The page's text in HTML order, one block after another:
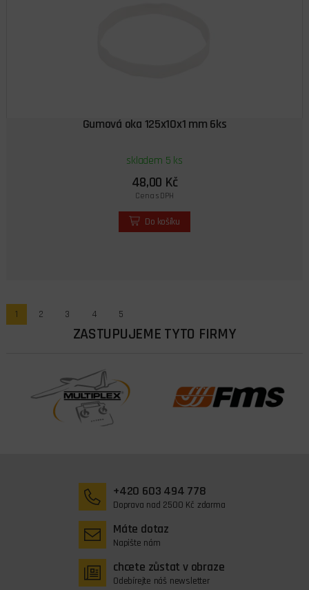
Gumová oka 125x10x1 mm 6ks
skladem 5 ks
48,00 Kč
Cena s DPH
Do košíku
1 2 3 4 5
ZASTUPUJEME TYTO FIRMY
+420 603 494 778
Doprava nad 2500 Kč zdarma
Máte dotaz
Napište nám
chcete zůstat v obraze
Odebírejte náš newsletter